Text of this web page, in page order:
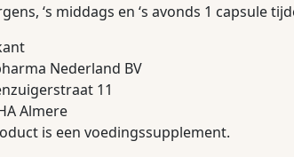
‘s middags en ‘s avonds 1 capsule
Nederland BV
11
Almere
is een voedingssupplement.